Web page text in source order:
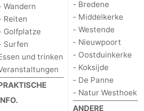
Wandern
Reiten
Golfplatze
Surfen
und trinken
- Bredene
- Middelkerke
- Westende
- Nieuwpoort
- Oostduinkerke
- Koksijde
- De Panne
- Natur Westhoek
ANDERE